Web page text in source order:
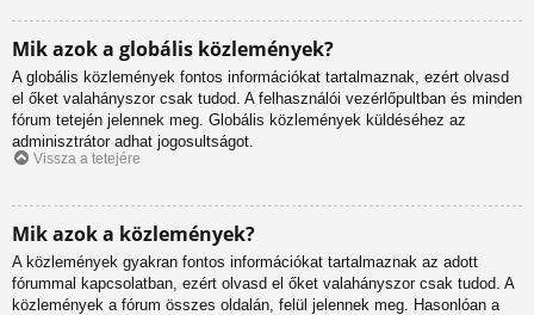
Mik azok a globális közlemények?
A globális közlemények fontos információkat tartalmaznak, ezért olvasd
el őket valahányszor csak tudod. A felhasználói vezérlőpultban és minden
fórum tetején jelennek meg. Globális közlemények küldéséhez az
adminisztrátor adhat jogosultságot.
Vissza a tetejére
Mik azok a közlemények?
A közlemények gyakran fontos információkat tartalmaznak az adott
fórummal kapcsolatban, ezért olvasd el őket valahányszor csak tudod. A
közlemények a fórum összes oldalán, felül jelennek meg. Hasonlóan a